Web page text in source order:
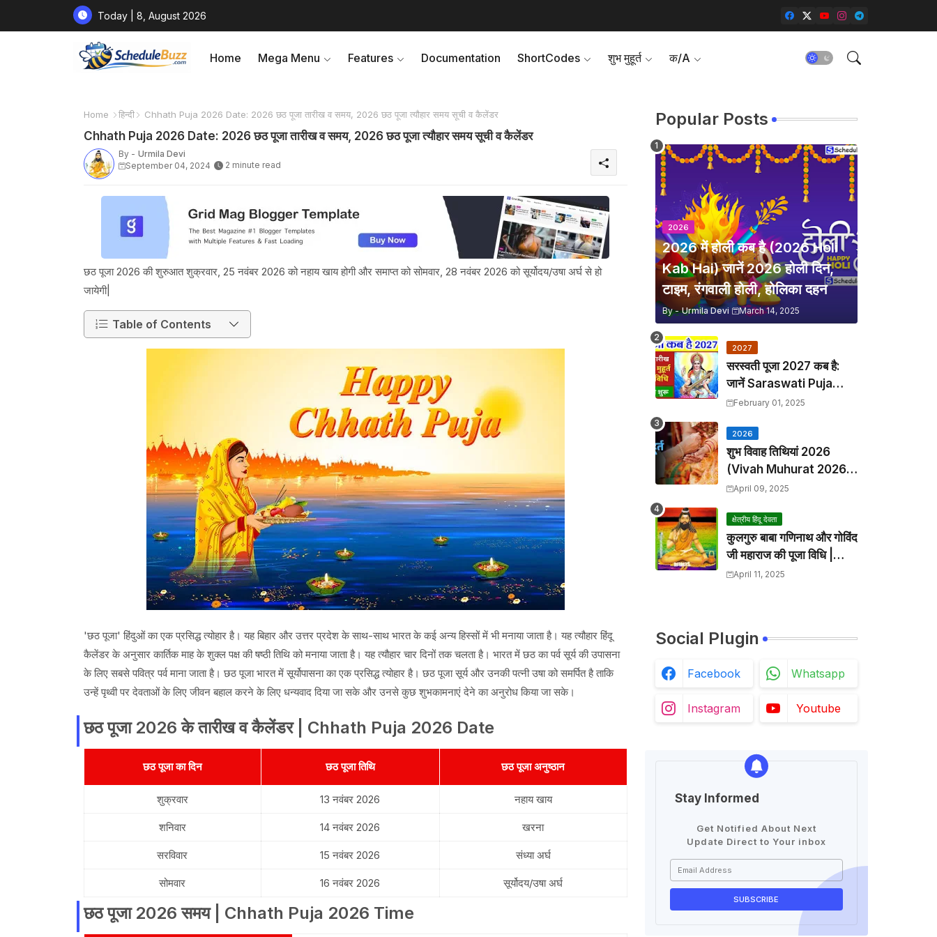
Today | 8, August 2026
Home Mega Menu Features Documentation ShortCodes शुभ मुहूर्त क/A
Home हिन्दी Chhath Puja 2026 Date: 2026 छठ पूजा तारीख व समय, 2026 छठ पूजा त्यौहार समय सूची व कैलेंडर
Chhath Puja 2026 Date: 2026 छठ पूजा तारीख व समय, 2026 छठ पूजा त्यौहार समय सूची व कैलेंडर
By - Urmila Devi
September 04, 2024
2 minute read
छठ पूजा 2026 की शुरुआत शुक्रवार, 25 नवंबर 2026 को नहाय खाय होगी और समाप्त को सोमवार, 28 नवंबर 2026 को सूर्योदय/उषा अर्घ से हो
जायेगी|
Table of Contents
'छठ पूजा' हिंदुओं का एक प्रसिद्ध त्योहार है। यह बिहार और उत्तर प्रदेश के साथ-साथ भारत के कई अन्य हिस्सों में भी मनाया जाता है। यह त्यौहार हिंदू
कैलेंडर के अनुसार कार्तिक माह के शुक्ल पक्ष की षष्ठी तिथि को मनाया जाता है। यह त्यौहार चार दिनों तक चलता है। भारत में छठ का पर्व सूर्य की उपासना
के लिए सबसे पवित्र पर्व माना जाता है। छठ पूजा भारत में सूर्योपासना का एक प्रसिद्ध त्योहार है। छठ पूजा सूर्य और उनकी पत्नी उषा को समर्पित है ताकि
उन्हें पृथ्वी पर देवताओं के लिए जीवन बहाल करने के लिए धन्यवाद दिया जा सके और उनसे कुछ शुभकामनाएं देने का अनुरोध किया जा सके।
छठ पूजा 2026 के तारीख व कैलेंडर | Chhath Puja 2026 Date
छठ पूजा का दिन छठ पूजा तिथि छठ पूजा अनुष्ठान
शुक्रवार 13 नवंबर 2026 नहाय खाय
शनिवार 14 नवंबर 2026 खरना
सरविवार 15 नवंबर 2026 संध्या अर्घ
सोमवार 16 नवंबर 2026 सूर्योदय/उषा अर्घ
छठ पूजा 2026 समय | Chhath Puja 2026 Time
Popular Posts
2026
2026 में होली कब है (2026 Holi
Kab Hai) जानें 2026 होली दिन,
टाइम, रंगवाली होली, होलिका दहन
By - Urmila Devi March 14, 2025
2027
सरस्वती पूजा 2027 कब है:
जानें Saraswati Puja
2027 Kab Hai, बसंत पंचमी
February 01, 2025
2026
शुभ विवाह तिथियां 2026
(Vivah Muhurat 2026)
| शादी शुभ मुहूर्त 2026
April 09, 2025
क्षेत्रीय हिंदू देवता
कुलगुरु बाबा गणिनाथ और गोविंद
जी महाराज की पूजा विधि |
Baba Ganinath and
April 11, 2025
Social Plugin
Facebook Whatsapp
Instagram Youtube
Stay Informed
Get Notified About Next
Update Direct to Your inbox